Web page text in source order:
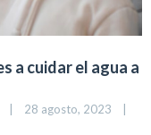
a cuidar el agua a
| 28 agosto, 2023 |